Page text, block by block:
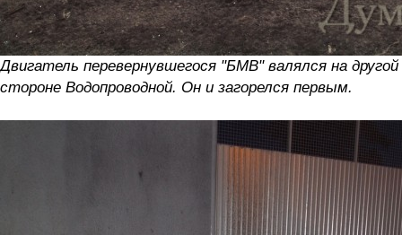
Двигатель перевернувшегося "БМВ" валялся на другой
стороне Водопроводной. Он и загорелся первым.